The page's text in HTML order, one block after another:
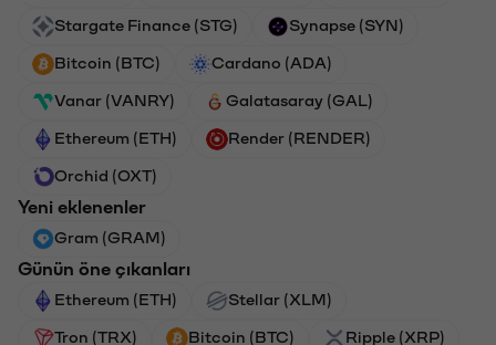
Stargate Finance (STG) Synapse (SYN)
Bitcoin (BTC) Cardano (ADA)
Vanar (VANRY) Galatasaray (GAL)
Ethereum (ETH) Render (RENDER)
Orchid (OXT)
Yeni eklenenler
Gram (GRAM)
Günün öne çıkanları
Ethereum (ETH) Stellar (XLM)
Tron (TRX) Bitcoin (BTC) Ripple (XRP)